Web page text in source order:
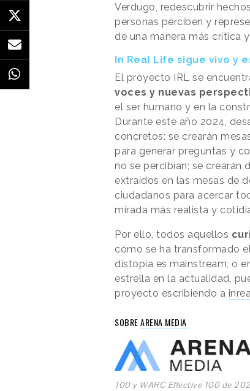
Verdugo, redescubrir
personas perciben y
de una manera más crítica
In Real Life sigue vivo y
El proyecto IRL se
voces y nuevas
el ser humano y en la
Durante este año 2024,
concretos: se crearán
para generar preguntas y
no se percibían; se crearán
extraídos en las mesas de
ciudadanos para acercar
mirada más realista y
Por ello, todos aquellos
cómo se ha transformado
distopía es mainstream, o
estrella en la actualidad,
proyecto escribiendo a
SOBREARENA MEDIA
100 y WARC Effective 100 de